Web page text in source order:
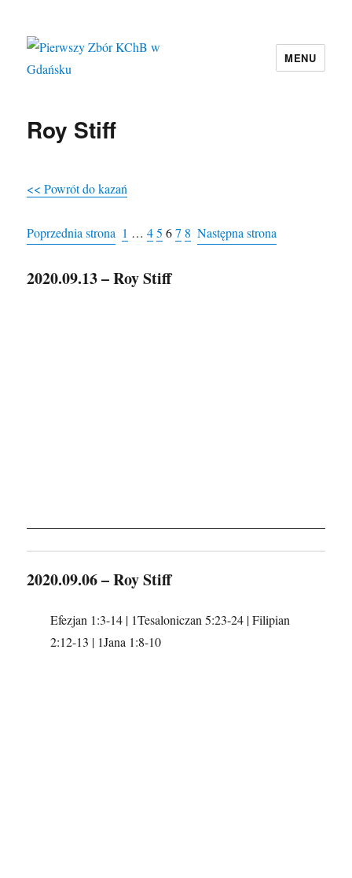
MENU
Roy Stiff
<< Powrót do kazań
Poprzednia strona 1 … 4 5 6 7 8 Następna strona
2020.09.13 – Roy Stiff
2020.09.06 – Roy Stiff
Efezjan 1:3-14 | 1Tesaloniczan 5:23-24 | Filipian
2:12-13 | 1Jana 1:8-10